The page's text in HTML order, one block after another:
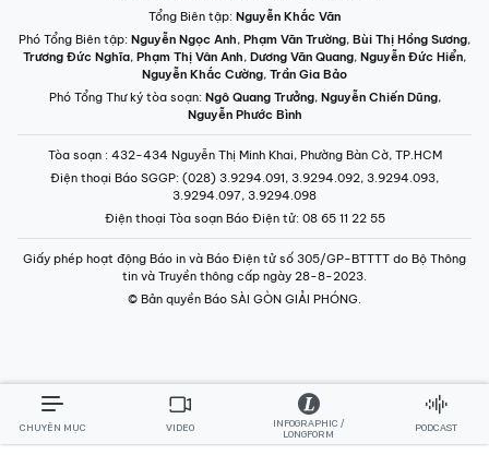
Tổng Biên tập: Nguyễn Khắc Văn
Phó Tổng Biên tập: Nguyễn Ngọc Anh, Phạm Văn Trường, Bùi Thị Hồng Sương,
Trương Đức Nghĩa, Phạm Thị Vân Anh, Dương Văn Quang, Nguyễn Đức Hiển,
Nguyễn Khắc Cường, Trần Gia Bảo
Phó Tổng Thư ký tòa soạn: Ngô Quang Trưởng, Nguyễn Chiến Dũng,
Nguyễn Phước Bình
Tòa soạn : 432-434 Nguyễn Thị Minh Khai, Phường Bàn Cờ, TP.HCM
Điện thoại Báo SGGP: (028) 3.9294.091, 3.9294.092, 3.9294.093,
3.9294.097, 3.9294.098
Điện thoại Tòa soạn Báo Điện tử: 08 65 11 22 55
Giấy phép hoạt động Báo in và Báo Điện tử số 305/GP-BTTTT do Bộ Thông
tin và Truyền thông cấp ngày 28-8-2023.
© Bản quyền Báo SÀI GÒN GIẢI PHÓNG.
CHUYÊN MỤC VIDEO
INFOGRAPHIC /
LONGFORM
PODCAST